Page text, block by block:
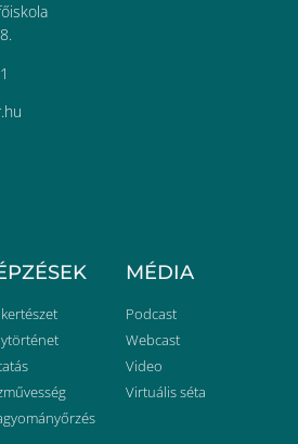
MÉDIA
Podcast
Webcast
Video
Virtuális séta